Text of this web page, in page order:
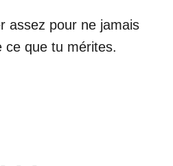
assez pour ne jamais
ce que tu mérites.